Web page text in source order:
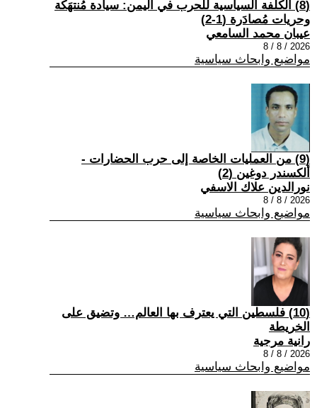
(8) الكلفة السياسية للحرب في اليمن: سيادة مُنتهَكة
وحريات مُصادَرة (1-2)
عيبان محمد السامعي
2026 / 8 / 8
مواضيع وابحاث سياسية
(9) من العمليات الخاصة إلى حرب الحضارات -
ألكسندر دوغين (2)
نورالدين علاك الاسفي
2026 / 8 / 8
مواضيع وابحاث سياسية
(10) فلسطين التي يعترف بها العالم… وتضيق على
الخريطة
رانية مرجية
2026 / 8 / 8
مواضيع وابحاث سياسية